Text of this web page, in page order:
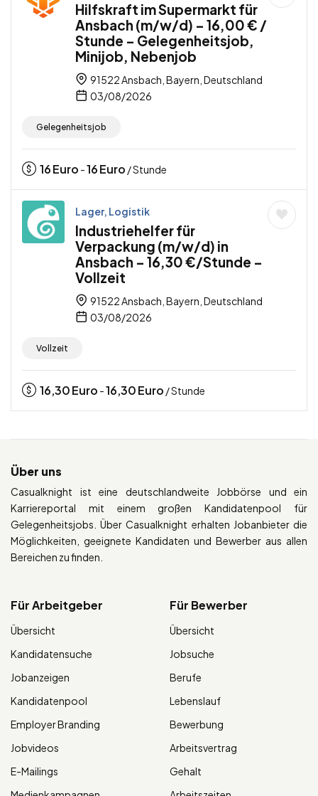
Hilfskraft im Supermarkt für
Ansbach (m/w/d) – 16,00 € /
Stunde – Gelegenheitsjob,
Minijob, Nebenjob
91522 Ansbach, Bayern, Deutschland
03/08/2026
Gelegenheitsjob
16Euro -16Euro / Stunde
Lager, Logistik
Industriehelfer für
Verpackung (m/w/d) in
Ansbach – 16,30 €/Stunde –
Vollzeit
91522 Ansbach, Bayern, Deutschland
03/08/2026
Vollzeit
16,30Euro -16,30Euro / Stunde
Über uns
Casualknight ist eine deutschlandweite Jobbörse und ein
Karriereportal mit einem großen Kandidatenpool für
Gelegenheitsjobs. Über Casualknight erhalten Jobanbieter die
Möglichkeiten, geeignete Kandidaten und Bewerber aus allen
Bereichen zu finden.
Für Arbeitgeber
Übersicht
Kandidatensuche
Jobanzeigen
Kandidatenpool
Employer Branding
Jobvideos
E-Mailings
Für Bewerber
Übersicht
Jobsuche
Berufe
Lebenslauf
Bewerbung
Arbeitsvertrag
Gehalt